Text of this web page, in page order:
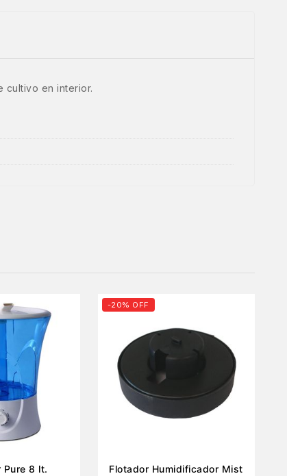
cultivo en interior.
Pure 8 lt.
-20% OFF
Flotador Humidificador Mist